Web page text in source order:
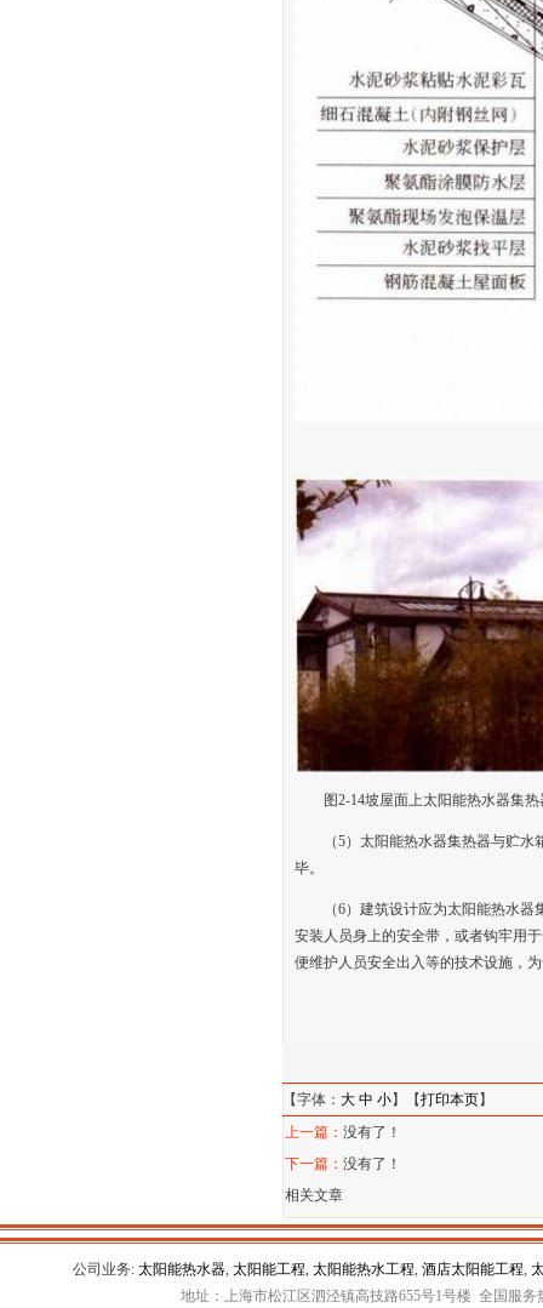
图2-14坡屋面上太阳能热水器集
（5）太阳能热水器集热器与贮
毕。
（6）建筑设计应为太阳能热水
安装人员身上的安全带，或者钩牢用
便维护人员安全出入等的技术设施，
【字体： 大 中 小】【打印本页】
上一篇： 没有了！
下一篇： 没有了！
相关文章
公司业务: 太阳能热水器, 太阳能工程, 太阳能热水工程, 酒店太阳能工程,
地址：上海市松江区泗泾镇高技路655号1号楼 全国服务